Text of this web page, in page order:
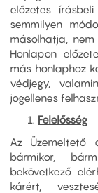
előzetes
semmilyen
másolhatja,
Honlapon
más honlaphoz
védjegy,
jogellenes
Felelősség
Az Üzemeltető
bármikor,
bekövetkező
kárért,